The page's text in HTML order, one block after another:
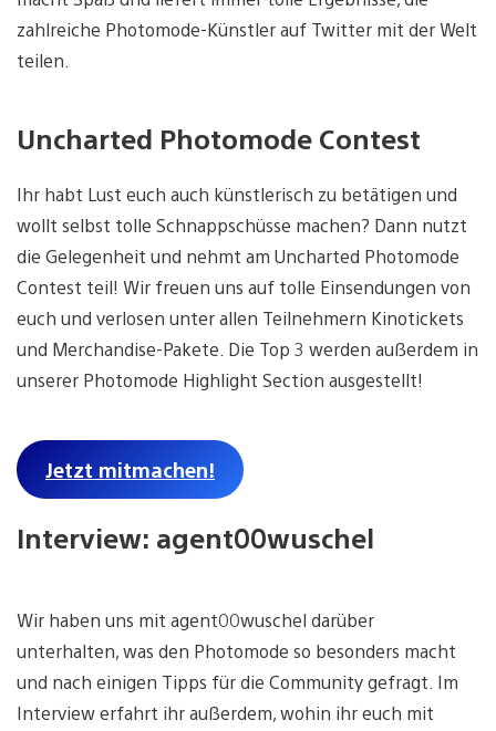
zahlreiche Photomode-Künstler auf Twitter mit der Welt
teilen.
Uncharted Photomode Contest
Ihr habt Lust euch auch künstlerisch zu betätigen und
wollt selbst tolle Schnappschüsse machen? Dann nutzt
die Gelegenheit und nehmt am Uncharted Photomode
Contest teil! Wir freuen uns auf tolle Einsendungen von
euch und verlosen unter allen Teilnehmern Kinotickets
und Merchandise-Pakete. Die Top 3 werden außerdem in
unserer Photomode Highlight Section ausgestellt!
Jetzt mitmachen!
Interview: agent00wuschel
Wir haben uns mit agent00wuschel darüber
unterhalten, was den Photomode so besonders macht
und nach einigen Tipps für die Community gefragt. Im
Interview erfahrt ihr außerdem, wohin ihr euch mit